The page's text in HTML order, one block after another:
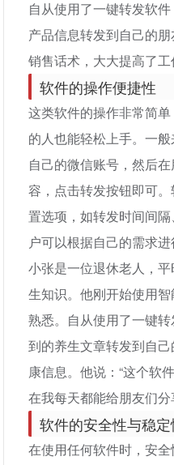
自从使用了一键转发软
产品信息转发到自己的
销售话术，大大提高了工
软件的操作便捷性
这类软件的操作非常简
的人也能轻松上手。一
自己的微信账号，然后
容，点击转发按钮即可
置选项，如转发时间间
户可以根据自己的需求进
小张是一位退休老人，
生知识。他刚开始使用
熟悉。自从使用了一键
到的养生文章转发到自
康信息。他说：“这个软
在我每天都能给朋友们
软件的安全性与稳定
在使用任何软件时，安